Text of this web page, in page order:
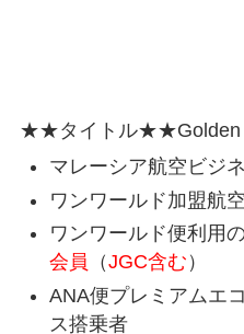
★★タイトル★★
マレーシア航空ビジ
ワンワールド加盟航
ワンワールド便利用
会員 （JGC含む ）
ANA便プレミアムエ
ス搭乗者